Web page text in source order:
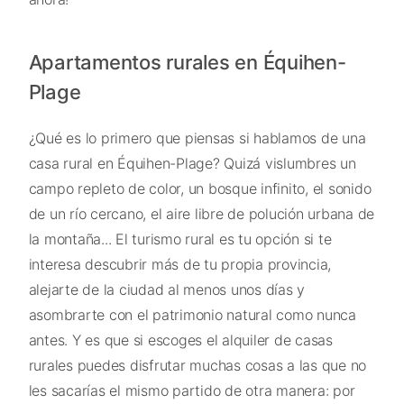
Apartamentos rurales en Équihen-
Plage
¿Qué es lo primero que piensas si hablamos de una
casa rural en Équihen-Plage? Quizá vislumbres un
campo repleto de color, un bosque infinito, el sonido
de un río cercano, el aire libre de polución urbana de
la montaña... El turismo rural es tu opción si te
interesa descubrir más de tu propia provincia,
alejarte de la ciudad al menos unos días y
asombrarte con el patrimonio natural como nunca
antes. Y es que si escoges el alquiler de casas
rurales puedes disfrutar muchas cosas a las que no
les sacarías el mismo partido de otra manera: por